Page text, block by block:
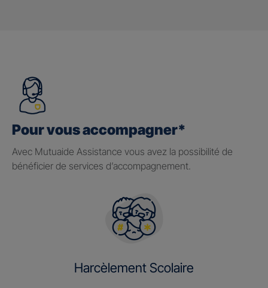
Pour vous accompagner*
Avec Mutuaide Assistance vous avez la possibilité de
bénéficier de services d’accompagnement.
Harcèlement Scolaire